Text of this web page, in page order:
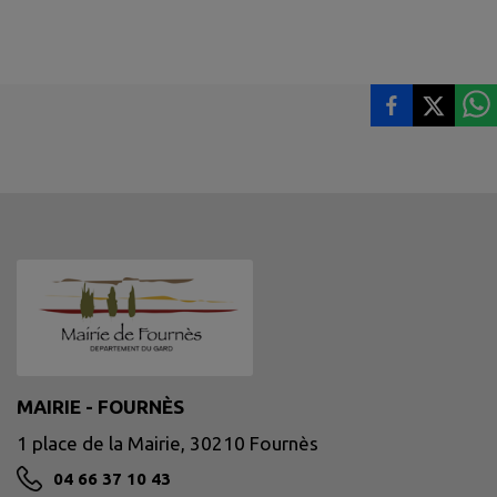
MAIRIE - FOURNÈS
1 place de la Mairie, 30210 Fournès
04 66 37 10 43